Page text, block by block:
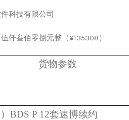
科技有限公司
仟叁佰零捌元整（¥135308）
货物参数
）BDS P 12套速博续约